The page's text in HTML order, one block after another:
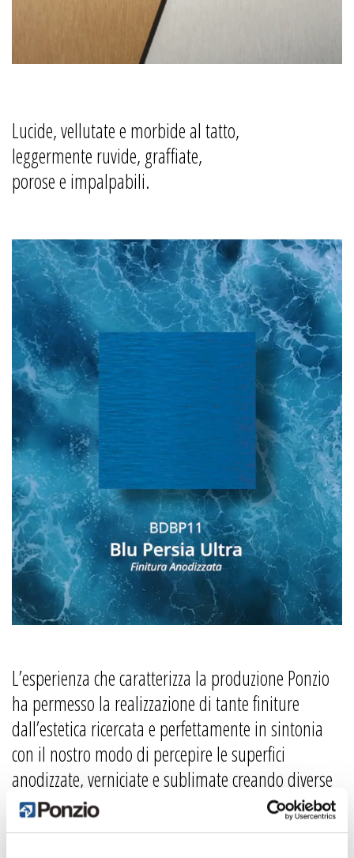
Lucide, vellutate e morbide al tatto,
leggermente ruvide, graffiate,
porose e impalpabili.
L’esperienza che caratterizza la produzione Ponzio
ha permesso la realizzazione di tante finiture
dall’estetica ricercata e perfettamente in sintonia
con il nostro modo di percepire le superfici
anodizzate, verniciate e sublimate creando diverse
sensazioni tattili.